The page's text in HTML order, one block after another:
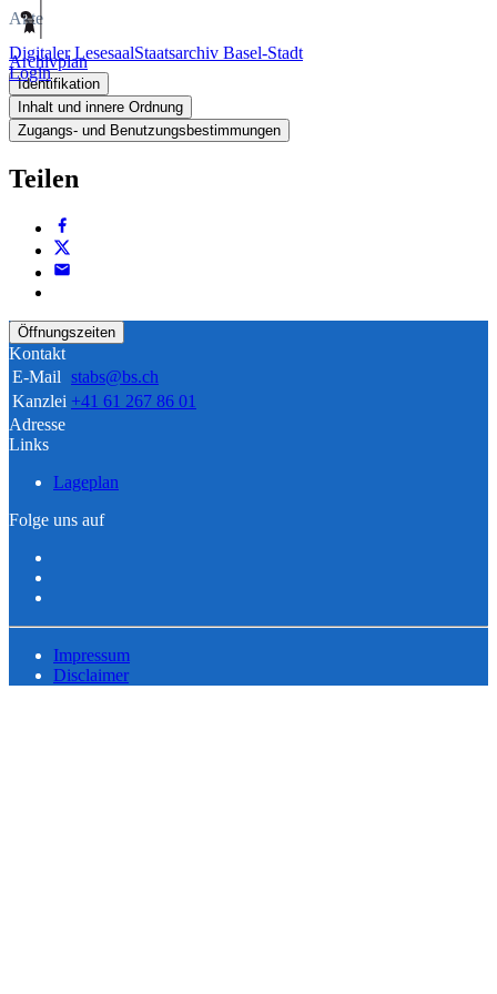
Digitaler LesesaalStaatsarchiv Basel-Stadt
Login
Akte
Archivplan
Identifikation
Inhalt und innere Ordnung
Zugangs- und Benutzungsbestimmungen
Teilen
Öffnungszeiten
Kontakt
E-Mail stabs@bs.ch
Kanzlei +41 61 267 86 01
Adresse
Links
Lageplan
Folge uns auf
Impressum
Disclaimer